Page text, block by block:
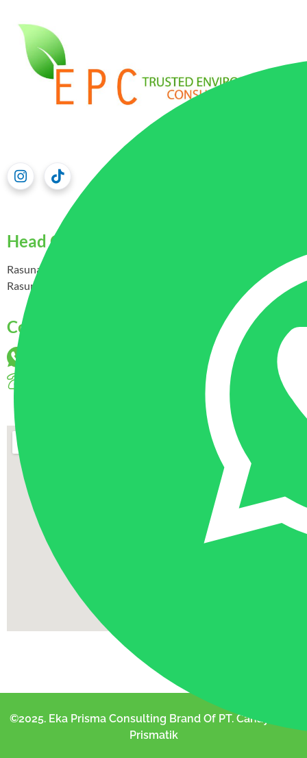
Head Office
Rasuna Epicentrum Superblock Epiwalk Lantai 5 B511 – Jl. HR
Rasuna Said, Kuningan, Jakarta Selatan 12940
Contact Us
©2025. Eka Prisma Consulting Brand Of PT. Cahaya Eka
Prismatik